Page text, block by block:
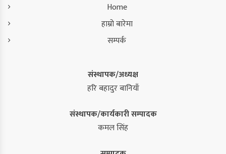
Home
हाम्रो बारेमा
सम्पर्क
संस्थापक/अध्यक्ष
हरि बहादुर बानियाँ
संस्थापक/कार्यकारी सम्पादक
कमल सिंह